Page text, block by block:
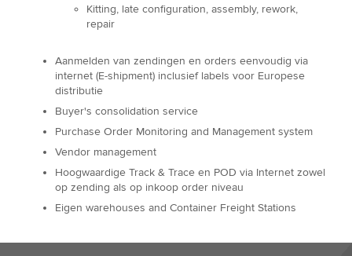
Kitting, late configuration, assembly, rework,
repair
Aanmelden van zendingen en orders eenvoudig via
internet (E-shipment) inclusief labels voor Europese
distributie
Buyer's consolidation service
Purchase Order Monitoring and Management system
Vendor management
Hoogwaardige Track & Trace en POD via Internet zowel
op zending als op inkoop order niveau
Eigen warehouses and Container Freight Stations